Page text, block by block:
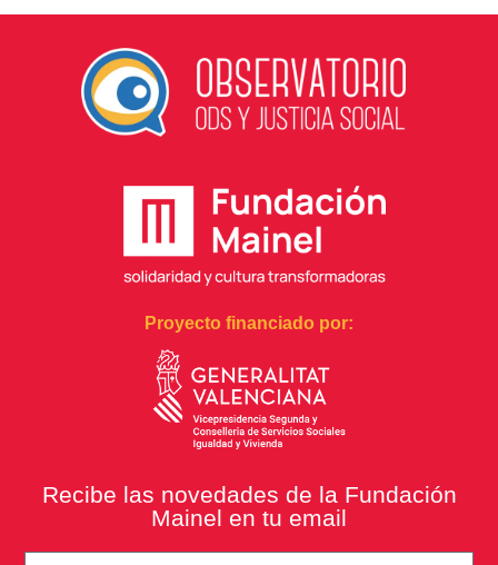
Proyecto financiado por:
Recibe las novedades de la Fundación
Mainel en tu email